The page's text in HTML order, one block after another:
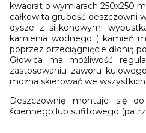
kwadrat o wymiarach 250x250
całkowita grubość deszczowni
dysze z silikonowymi
kamienia wodnego ( kamień
poprzez przeciągnięcie dłonią
Głowica ma możliwość
zastosowaniu zaworu
można skierować we
Deszczownię montuje się
ściennego lub sufitowego